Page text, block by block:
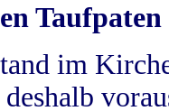
Taufpaten
im